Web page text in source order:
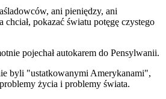
ani pieniędzy, ani
pokazać światu potęgę czystego
pojechał autokarem do Pensylwanii.
byli "ustatkowanymi Amerykanami",
życia i problemy świata.